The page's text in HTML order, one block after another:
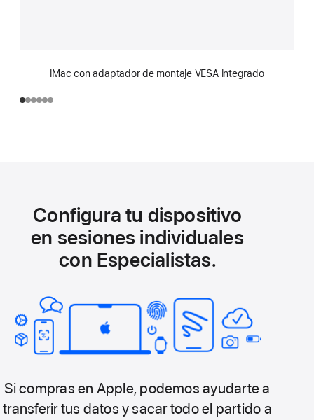
iMac con adaptador de montaje VESA integrado
Configura tu dispositivo
en sesiones individuales
con Especialistas.
Si compras en Apple, podemos ayudarte a
transferir tus datos y sacar todo el partido a